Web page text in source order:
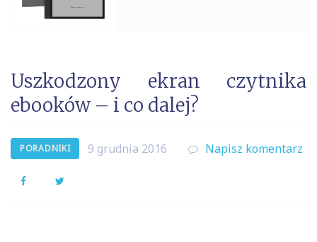
Uszkodzony ekran czytnika
ebooków – i co dalej?
PORADNIKI 9 grudnia 2016 Napisz komentarz
Facebook